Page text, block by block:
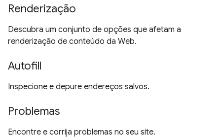
Renderização
Descubra um conjunto de opções que afetam a
renderização de conteúdo da Web.
Autofill
Inspecione e depure endereços salvos.
Problemas
Encontre e corrija problemas no seu site.